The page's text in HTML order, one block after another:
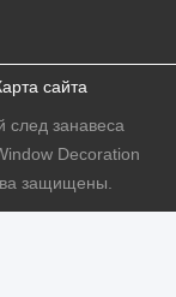
сайта
занавеса
Decoration
защищены.